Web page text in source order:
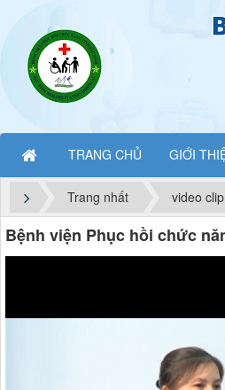
TRANG CHỦ GIỚI
Trang nhất video clip
Bệnh viện Phục hồi chức